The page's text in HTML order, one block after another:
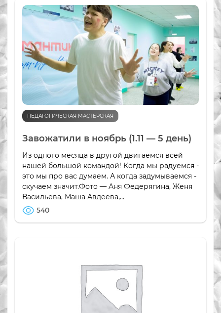
ПЕДАГОГИЧЕСКАЯ МАСТЕРСКАЯ
Завожатили в ноябрь (1.11 — 5 день)
Из одного месяца в другой двигаемся всей
нашей большой командой! Когда мы радуемся -
это мы про вас думаем. А когда задумываемся -
скучаем значит.Фото — Аня Федерягина, Женя
Васильева, Маша Авдеева,...
540